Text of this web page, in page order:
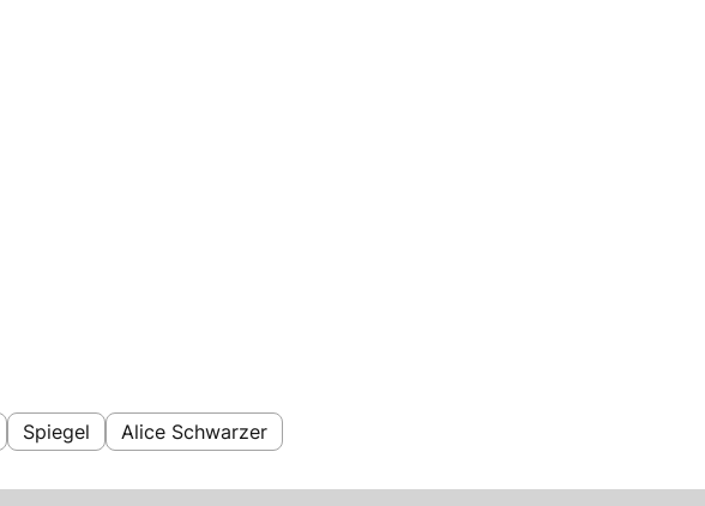
Spiegel Alice Schwarzer